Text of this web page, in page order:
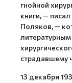
гнойной
книги, —
Поляков, —
литературным
страдавшему
13 декабря